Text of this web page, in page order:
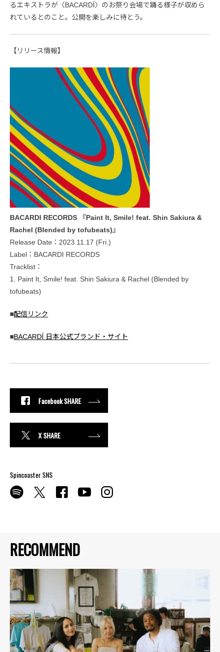
RECOMMEND
るエキストラが〈BACARDÍ〉のお祭り会場で踊る様子が収めら
れているとのこと。公開を楽しみに待とう。
【リリース情報】
BACARDI RECORDS 『Paint It, Smile! feat. Shin Sakiura &
Rachel (Blended by tofubeats)』
Release Date：2023.11.17 (Fri.)
Label：BACARDI RECORDS
Tracklist：
1. Paint It, Smile! feat. Shin Sakiura & Rachel (Blended by
tofubeats)
■配信リンク
■BACARDÍ 日本公式ブランド・サイト
Facebook SHARE
X SHARE
Spincoaster SNS